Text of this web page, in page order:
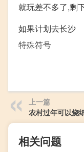
就玩差不多了,剩
如果计划去长沙
特殊符号
上一篇
农村过年可以烧
相关问题